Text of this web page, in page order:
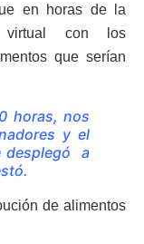
en horas de la
virtual con los
que serían
horas, nos
y el
desplegó a
de alimentos